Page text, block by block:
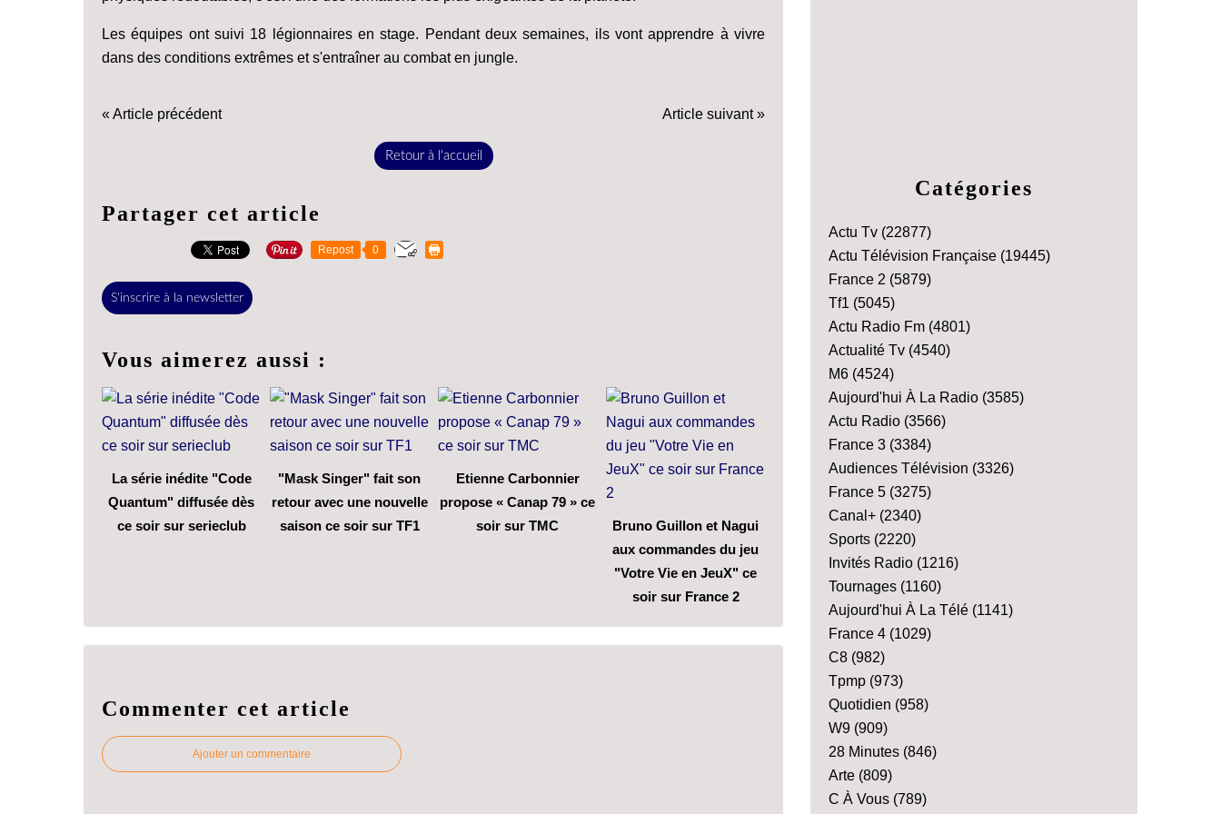
Les équipes ont suivi 18 légionnaires en stage. Pendant deux semaines, ils vont apprendre à vivre
dans des conditions extrêmes et s'entraîner au combat en jungle.
« Article précédent Article suivant »
Retour à l'accueil
Partager cet article
Repost 0
S'inscrire à la newsletter
Vous aimerez aussi :
La série inédite "Code
Quantum" diffusée dès
ce soir sur serieclub
"Mask Singer" fait son
retour avec une nouvelle
saison ce soir sur TF1
Etienne Carbonnier
propose « Canap 79 » ce
soir sur TMC
Bruno Guillon et Nagui
aux commandes du jeu
"Votre Vie en JeuX" ce
soir sur France 2
Commenter cet article
Ajouter un commentaire
Catégories
Actu Tv (22877)
Actu Télévision Française (19445)
France 2 (5879)
Tf1 (5045)
Actu Radio Fm (4801)
Actualité Tv (4540)
M6 (4524)
Aujourd'hui À La Radio (3585)
Actu Radio (3566)
France 3 (3384)
Audiences Télévision (3326)
France 5 (3275)
Canal+ (2340)
Sports (2220)
Invités Radio (1216)
Tournages (1160)
Aujourd'hui À La Télé (1141)
France 4 (1029)
C8 (982)
Tpmp (973)
Quotidien (958)
W9 (909)
28 Minutes (846)
Arte (809)
C À Vous (789)